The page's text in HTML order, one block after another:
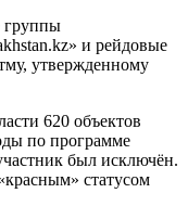
группы
и рейдовые
утвержденному
620 объектов
по программе
был исключён.
статусом